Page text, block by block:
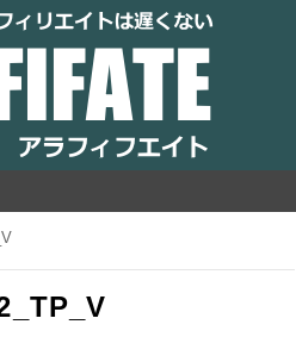
50代からでもアフィリ
は遅くない